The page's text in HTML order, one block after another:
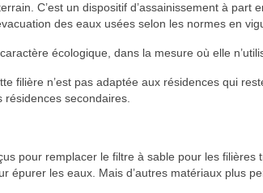
C’est un dispositif d’assainissement à part
des eaux usées selon les normes en
écologique, dans la mesure où elle
filière n’est pas adaptée aux résidences qui
résidences secondaires.
pour remplacer le filtre à sable pour les filières
épurer les eaux. Mais d’autres matériaux plus